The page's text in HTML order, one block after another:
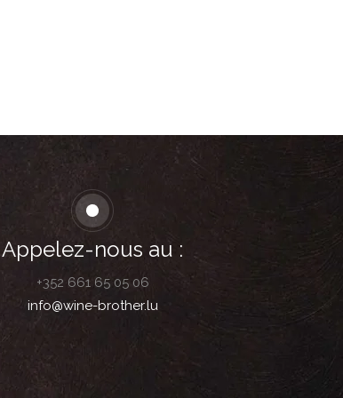
Appelez-nous au :
+352 661 65 05 06
info@wine-brother.lu